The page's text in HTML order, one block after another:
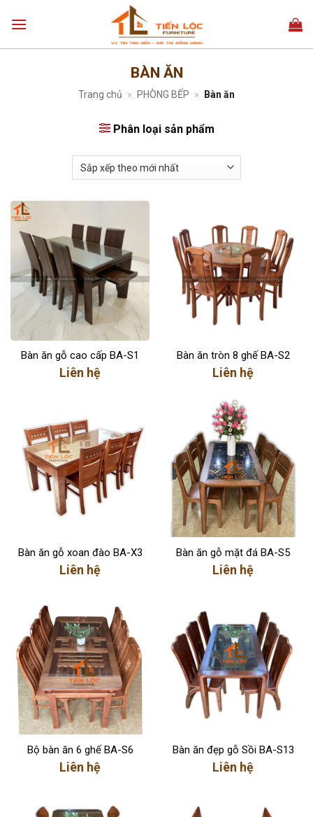
qua
BÀN ĂN
Trang chủ » PHÒNG BẾP » Bàn ăn
Phân loại sản phẩm
Bàn ăn gỗ cao cấp BA-S1
Liên hệ
Bàn ăn tròn 8 ghế BA-S2
Liên hệ
Bàn ăn gỗ xoan đào BA-X3
Liên hệ
Bàn ăn gỗ mặt đá BA-S5
Liên hệ
Bộ bàn ăn 6 ghế BA-S6
Liên hệ
Bàn ăn đẹp gỗ Sồi BA-S13
Liên hệ